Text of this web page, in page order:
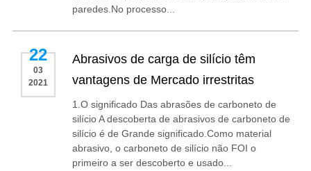
paredes.No processo...
22
03
2021
Abrasivos de carga de silício têm
vantagens de Mercado irrestritas
1.O significado Das abrasões de carboneto de
silício A descoberta de abrasivos de carboneto de
silício é de Grande significado.Como material
abrasivo, o carboneto de silício não FOI o
primeiro a ser descoberto e usado...